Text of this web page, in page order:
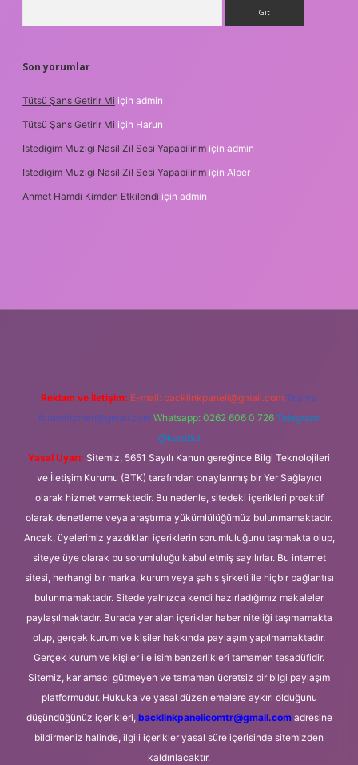
Son yorumlar
Tütsü Şans Getirir Mi için admin
Tütsü Şans Getirir Mi için Harun
Istedigim Muzigi Nasil Zil Sesi Yapabilirim için admin
Istedigim Muzigi Nasil Zil Sesi Yapabilirim için Alper
Ahmet Hamdi Kimden Etkilendi için admin
Reklam ve İletişim: E-mail: backlinkpaneli@gmail.com Teams:
forumhizmeti@gmail.com Whatsapp: 0262 606 0 726 Telegram:
@karabul
Yasal Uyarı: Sitemiz, 5651 Sayılı Kanun gereğince Bilgi Teknolojileri
ve İletişim Kurumu (BTK) tarafından onaylanmış bir Yer Sağlayıcı
olarak hizmet vermektedir. Bu nedenle, sitedeki içerikleri proaktif
olarak denetleme veya araştırma yükümlülüğümüz bulunmamaktadır.
Ancak, üyelerimiz yazdıkları içeriklerin sorumluluğunu taşımakta olup,
siteye üye olarak bu sorumluluğu kabul etmiş sayılırlar. Bu internet
sitesi, herhangi bir marka, kurum veya şahıs şirketi ile hiçbir bağlantısı
bulunmamaktadır. Sitede yalnızca kendi hazırladığımız makaleler
paylaşılmaktadır. Burada yer alan içerikler haber niteliği taşımamakta
olup, gerçek kurum ve kişiler hakkında paylaşım yapılmamaktadır.
Gerçek kurum ve kişiler ile isim benzerlikleri tamamen tesadüfidir.
Sitemiz, kar amacı gütmeyen ve tamamen ücretsiz bir bilgi paylaşım
platformudur. Hukuka ve yasal düzenlemelere aykırı olduğunu
düşündüğünüz içerikleri, backlinkpanelicomtr@gmail.comadresine
bildirmeniz halinde, ilgili içerikler yasal süre içerisinde sitemizden
kaldırılacaktır.